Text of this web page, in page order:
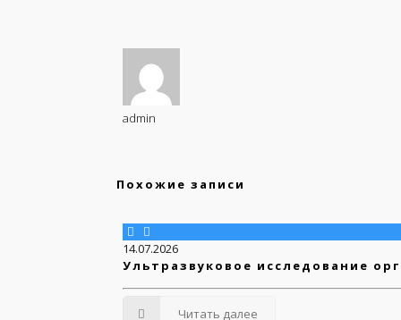
admin
Похожие записи
14.07.2026
Ультразвуковое исследование
Читать далее